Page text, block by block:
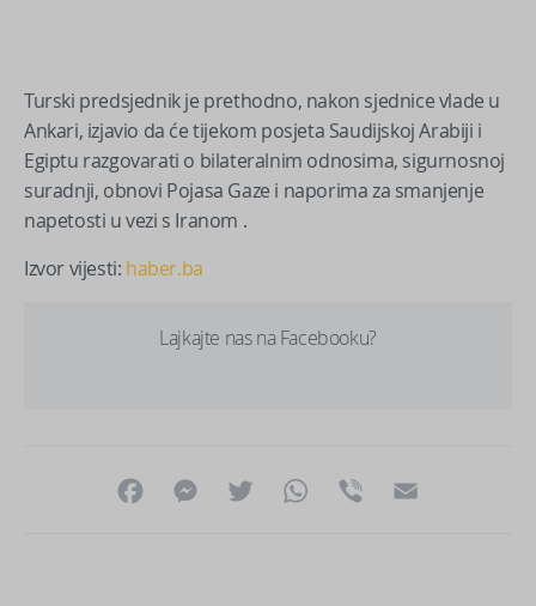
Turski predsjednik je prethodno, nakon sjednice vlade u
Ankari, izjavio da će tijekom posjeta Saudijskoj Arabiji i
Egiptu razgovarati o bilateralnim odnosima, sigurnosnoj
suradnji, obnovi Pojasa Gaze i naporima za smanjenje
napetosti u vezi s Iranom .
Izvor vijesti: haber.ba
Lajkajte nas na Facebooku?
FacebookMessenger
Twitter WhatsApp
Viber